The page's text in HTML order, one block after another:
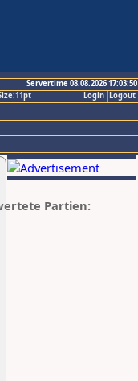
Servertime 08.08.2026 17:03:50
Logout
Login
Partien: